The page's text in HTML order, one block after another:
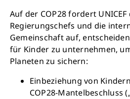
Auf der COP28 fordert
Regierungschefs und die
Gemeinschaft auf,
für Kinder zu unternehmen,
Planeten zu sichern:
Einbeziehung von
COP28-Mantelbeschluss